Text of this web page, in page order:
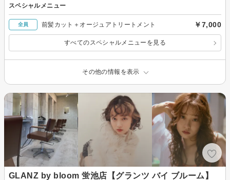
スペシャルメニュー
全員 前髪カット＋オージュアトリートメント ￥7,000
すべてのスペシャルメニューを見る
その他の情報を表示
GLANZ by bloom 蛍池店【グランツ バイ ブルーム】